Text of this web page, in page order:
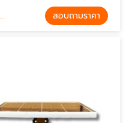
สอบถามราคา